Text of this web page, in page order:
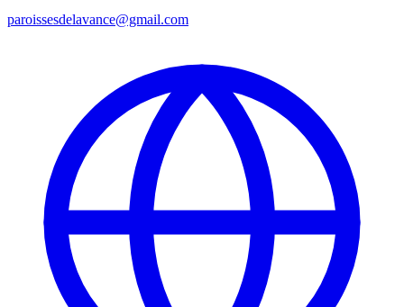
paroissesdelavance@gmail.com